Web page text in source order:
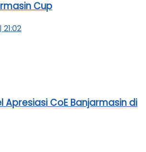
Cup
Apresiasi CoE Banjarmasin di